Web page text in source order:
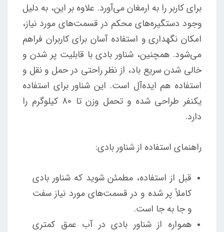
برای کاربر را به ارمغان می‌آورد. علاوه بر این، به دلیل
وجود دستگیره‌های محکم در قسمت‌های مورد نیاز،
امکان نگهداری و استفاده آسان برای کاربران فراهم
می‌شود. همچنین، شناور بادی با قابلیت پر شدن و
خالی شدن سریع باد، از نظر راحتی در حمل و نقل و
استفاده هم ایده‌آل است. این شناور برای استفاده
یکنفر طراحی شده و تحمل وزن تا 80 کیلوگرم را
دارد.
راهنمای استفاده از شناور بادی:
قبل از استفاده، مطمئن شوید که شناور بادی
کاملاً پر شده و در قسمت‌های مورد نیاز سفت
و جا به جا است.
همواره از شناور بادی در آب عمق کمتری